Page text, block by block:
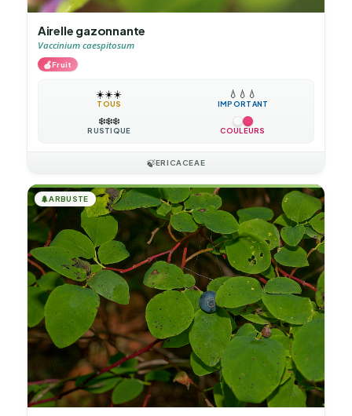
Airelle gazonnante
Vaccinium caespitosum
🍎Fruit
☀️☀️☀️
TOUS
💧 💧 💧
IMPORTANT
❄️❄️❄️
RUSTIQUE COULEURS
🍃ERICACEAE
🌲ARBUSTE